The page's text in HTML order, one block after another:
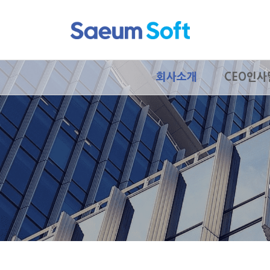
회사소개 CEO인사